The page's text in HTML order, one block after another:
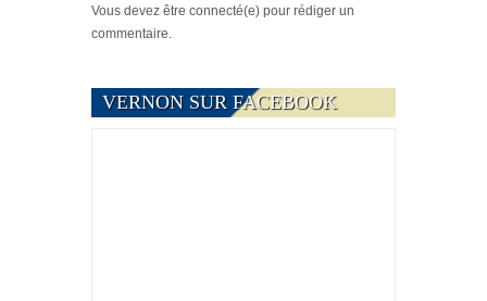
Vous devez être connecté(e) pour rédiger un
commentaire.
VERNON SUR FACEBOOK